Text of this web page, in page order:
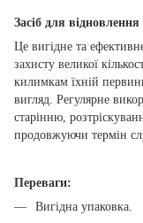
Засіб для
Це вигідне та
захисту великої
килимкам їхній
вигляд. Регулярне
старінню,
продовжуючи термін
Переваги:
Вигідна упаковка.